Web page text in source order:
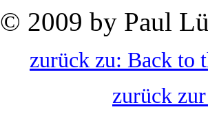
© 2009 by Paul
zurück zu: Back to
zurück